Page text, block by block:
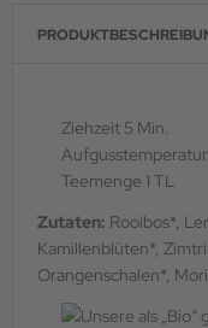
Ziehzeit 5 Min.
Aufgusstemperatur
Teemenge 1 TL
Zutaten: Rooibos*,
Kamillenblüten*,
Orangenschalen*,